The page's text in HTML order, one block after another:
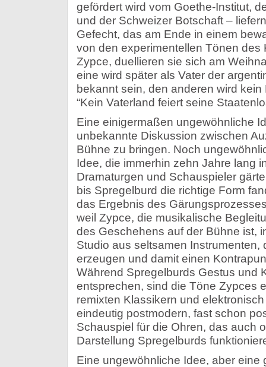
gefördert wird vom Goethe-Institut,
und der Schweizer Botschaft –
Gefecht, das am Ende in einem
von den experimentellen Tönen des
Zypce, duellieren sie sich am
eine wird später als Vater der
bekannt sein, den anderen wird
“Kein Vaterland feiert seine
Eine einigermaßen ungewöhnliche
unbekannte Diskussion zwischen
Bühne zu bringen. Noch
Idee, die immerhin zehn Jahre lang
Dramaturgen und Schauspieler
bis Spregelburd die richtige Form
das Ergebnis des
weil Zypce, die musikalische
des Geschehens auf der Bühne ist,
Studio aus seltsamen Instrumenten,
erzeugen und damit einen
Während Spregelburds Gestus und
entsprechen, sind die Töne Zypces
remixten Klassikern und
eindeutig postmodern, fast schon
Schauspiel für die Ohren, das auch
Darstellung Spregelburds
Eine ungewöhnliche Idee, aber eine